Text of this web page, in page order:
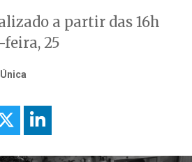
a partir das 16h
25